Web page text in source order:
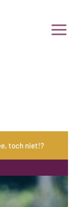
toch niet!?